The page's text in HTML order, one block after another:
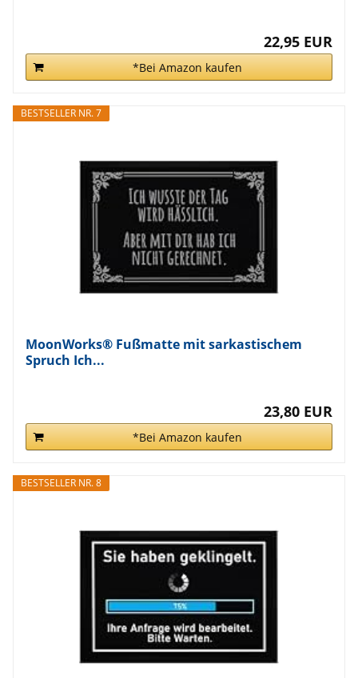
22,95 EUR
*Bei Amazon kaufen
BESTSELLER NR. 7
MoonWorks® Fußmatte mit sarkastischem
Spruch Ich...
23,80 EUR
*Bei Amazon kaufen
BESTSELLER NR. 8